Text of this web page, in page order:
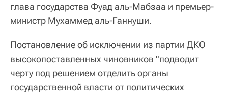
глава государства Фуад аль-Мабзаа и премьер-
министр Мухаммед аль-Ганнуши.
Постановление об исключении из партии ДКО
высокопоставленных чиновников "подводит
черту под решением отделить органы
государственной власти от политических